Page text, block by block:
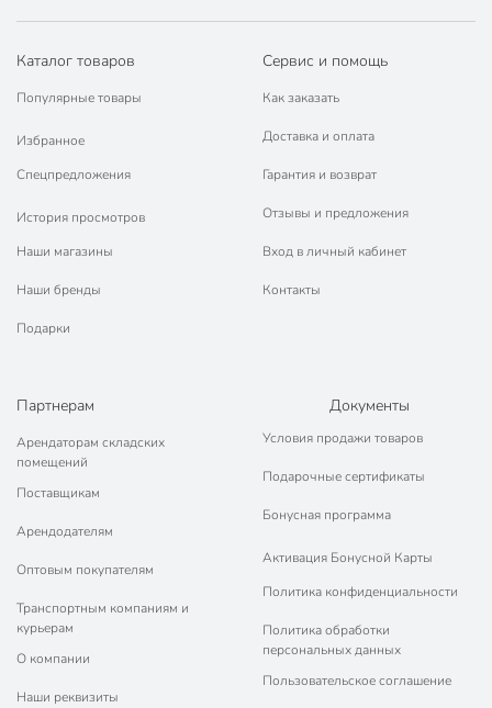
Каталог товаров
Популярные товары
Избранное
Спецпредложения
История просмотров
Наши магазины
Наши бренды
Подарки
Сервис и помощь
Как заказать
Доставка и оплата
Гарантия и возврат
Отзывы и предложения
Вход в личный кабинет
Контакты
Партнерам
Арендаторам складских
помещений
Поставщикам
Арендодателям
Оптовым покупателям
Транспортным компаниям и
курьерам
О компании
Наши реквизиты
Документы
Условия продажи товаров
Подарочные сертификаты
Бонусная программа
Активация Бонусной Карты
Политика конфиденциальности
Политика обработки
персональных данных
Пользовательское соглашение